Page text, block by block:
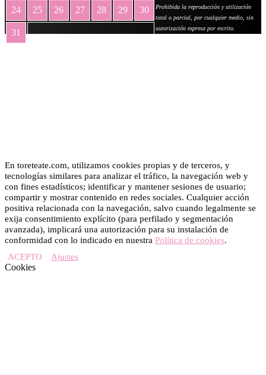
24 25 26 27 28 29 30
31
Prohibida la reproducción y utilización
total o parcial, por cualquier medio, sin
autorización expresa por escrito.
En toreteate.com, utilizamos cookies propias y de terceros, y
tecnologías similares para analizar el tráfico, la navegación web y
con fines estadísticos; identificar y mantener sesiones de usuario;
compartir y mostrar contenido en redes sociales. Cualquier acción
positiva relacionada con la navegación, salvo cuando legalmente se
exija consentimiento explícito (para perfilado y segmentación
avanzada), implicará una autorización para su instalación de
conformidad con lo indicado en nuestra Política de cookies.
ACEPTO
Ajustes
Cookies